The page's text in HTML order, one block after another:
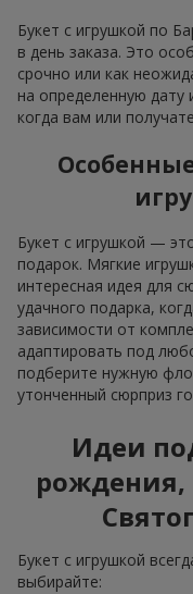
Букет с игрушкой по
в день заказа. Это
срочно или как
на определенную дату
когда вам или
Букет с игрушкой —
подарок. Мягкие
интересная идея для
удачного подарка,
зависимости от
адаптировать под
подберите нужную
утонченный сюрприз
Идеи
Букет с игрушкой
выбирайте: